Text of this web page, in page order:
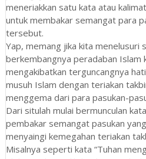
meneriakkan satu kata atau
untuk membakar semangat para
tersebut.
Yap, memang jika kita menelusuri
berkembangnya peradaban Islam
mengakibatkan terguncangnya
musuh Islam dengan teriakan
menggema dari para pasukan-
Dari situlah mulai bermunculan
pembakar semangat pasukan
menyaingi kemegahan teriakan
Misalnya seperti kata “Tuhan